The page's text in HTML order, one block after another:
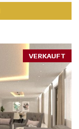
VERKAUFT